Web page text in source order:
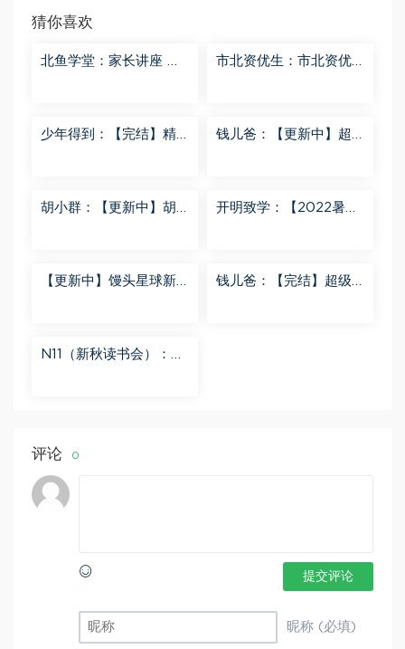
猜你喜欢
北鱼学堂：家长讲座 百
市北资优生：市北资优
少年得到：【完结】精
钱儿爸：【更新中】超
胡小群：【更新中】胡
开明致学：【2022暑
【更新中】馒头星球新
钱儿爸：【完结】超级
N11（新秋读书会）：
评论 0
提交评论
昵称 (必填)